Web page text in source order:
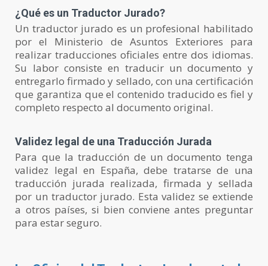
¿Qué es un Traductor Jurado?
Un traductor jurado es un profesional habilitado
por el Ministerio de Asuntos Exteriores para
realizar traducciones oficiales entre dos idiomas.
Su labor consiste en traducir un documento y
entregarlo firmado y sellado, con una certificación
que garantiza que el contenido traducido es fiel y
completo respecto al documento original.
Validez legal de una Traducción Jurada
Para que la traducción de un documento tenga
validez legal en España, debe tratarse de una
traducción jurada realizada, firmada y sellada
por un traductor jurado. Esta validez se extiende
a otros países, si bien conviene antes preguntar
para estar seguro.